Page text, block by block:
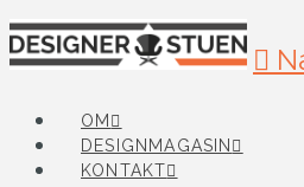
OM
DESIGNMAGASIN
KONTAKT